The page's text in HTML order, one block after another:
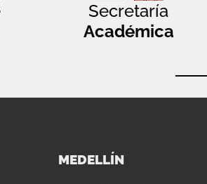
Secretaría
Académica
MEDELLÍN